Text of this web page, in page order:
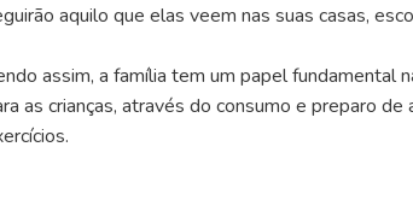
aquilo que elas veem nas suas casas,
assim, a família tem um papel fundamental
as crianças, através do consumo e preparo